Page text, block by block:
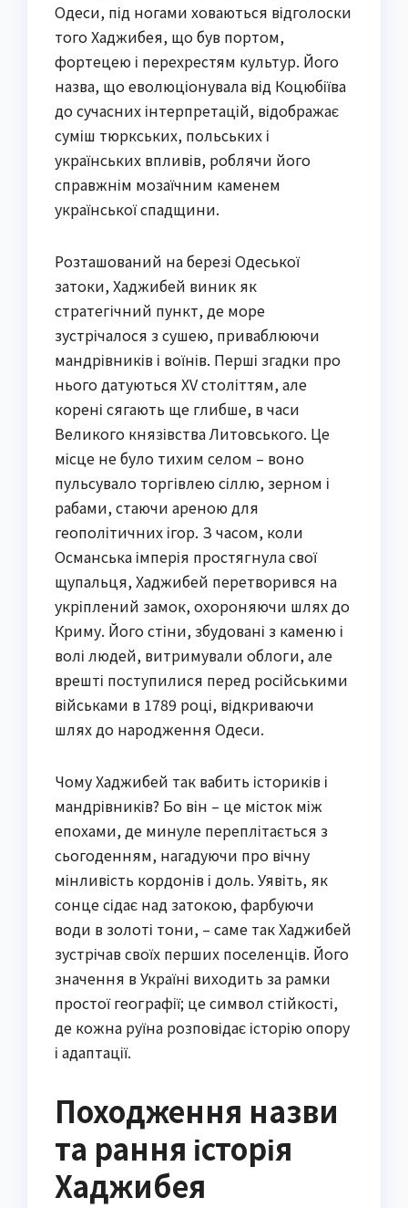
Одеси, під ногами ховаються відголоски
того Хаджибея, що був портом,
фортецею і перехрестям культур. Його
назва, що еволюціонувала від Коцюбіїва
до сучасних інтерпретацій, відображає
суміш тюркських, польських і
українських впливів, роблячи його
справжнім мозаїчним каменем
української спадщини.
Розташований на березі Одеської
затоки, Хаджибей виник як
стратегічний пункт, де море
зустрічалося з сушею, приваблюючи
мандрівників і воїнів. Перші згадки про
нього датуються XV століттям, але
корені сягають ще глибше, в часи
Великого князівства Литовського. Це
місце не було тихим селом – воно
пульсувало торгівлею сіллю, зерном і
рабами, стаючи ареною для
геополітичних ігор. З часом, коли
Османська імперія простягнула свої
щупальця, Хаджибей перетворився на
укріплений замок, охороняючи шлях до
Криму. Його стіни, збудовані з каменю і
волі людей, витримували облоги, але
врешті поступилися перед російськими
військами в 1789 році, відкриваючи
шлях до народження Одеси.
Чому Хаджибей так вабить істориків і
мандрівників? Бо він – це місток між
епохами, де минуле переплітається з
сьогоденням, нагадуючи про вічну
мінливість кордонів і доль. Уявіть, як
сонце сідає над затокою, фарбуючи
води в золоті тони, – саме так Хаджибей
зустрічав своїх перших поселенців. Його
значення в Україні виходить за рамки
простої географії; це символ стійкості,
де кожна руїна розповідає історію опору
і адаптації.
Походження назви
та рання історія
Хаджибея